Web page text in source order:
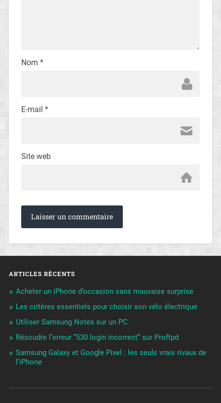
Nom *
E-mail *
Site web
ARTICLES RÉCENTS
Acheter un iPhone d’occasion sans mauvaise surprise
Les critères essentiels pour choisir son vélo électrique
Utiliser Samsung Notes sur un PC
Résoudre l’erreur “530 login incorrect” sur Proftpd
Samsung Galaxy et Google Pixel : les seuls vrais rivaux de
l’iPhone